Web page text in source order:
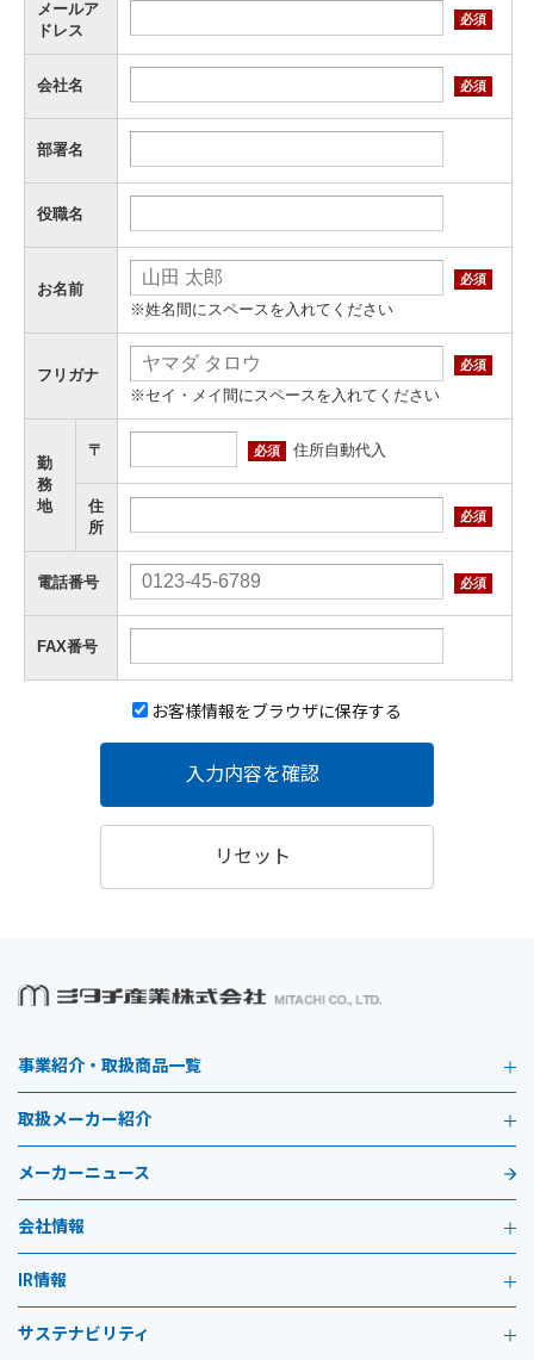
メールア
ドレス
必須
会社名 必須
部署名
役職名
お名前
必須
※姓名間にスペースを入れてください
フリガナ
必須
※セイ・メイ間にスペースを入れてください
勤
務
地
〒 必須 住所自動代入
住
所
必須
電話番号 必須
FAX番号
お客様情報をブラウザに保存する
入力内容を確認
リセット
事業紹介・取扱商品一覧
取扱メーカー紹介
メーカーニュース
会社情報
IR情報
サステナビリティ